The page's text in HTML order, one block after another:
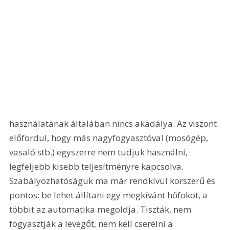
használatának általában nincs akadálya. Az viszont
előfordul, hogy más nagyfogyasztóval (mosógép,
vasaló stb.) egyszerre nem tudjuk használni,
legfeljebb kisebb teljesítményre kapcsolva.
Szabályozhatóságuk ma már rendkívül korszerű és
pontos: be lehet állítani egy megkívánt hőfokot, a
többit az automatika megoldja. Tiszták, nem
fogyasztják a levegőt, nem kell cserélni a